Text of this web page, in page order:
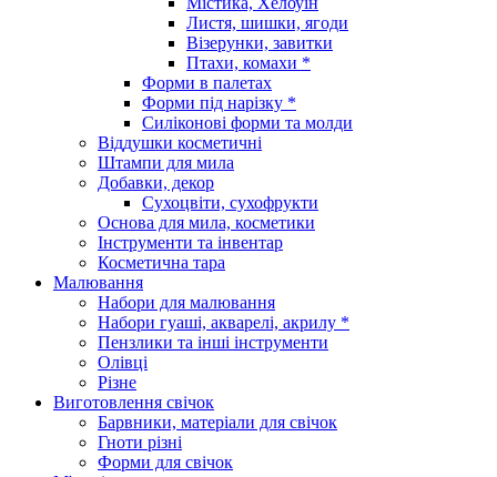
Листя, шишки, ягоди
Візерунки, завитки
Птахи, комахи *
Форми в палетах
Форми під нарізку *
Силіконові форми та молди
Віддушки косметичні
Штампи для мила
Добавки, декор
Сухоцвіти, сухофрукти
Основа для мила, косметики
Інструменти та інвентар
Косметична тара
Малювання
Набори для малювання
Набори гуаші, акварелі, акрилу *
Пензлики та інші інструменти
Олівці
Різне
Виготовлення свічок
Барвники, матеріали для свічок
Гноти різні
Форми для свічок